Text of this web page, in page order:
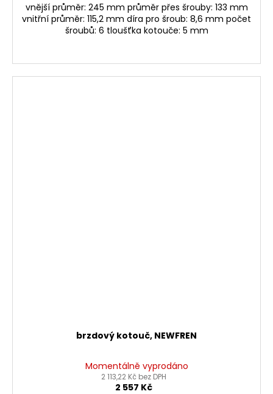
vnější průměr: 245 mm průměr přes šrouby: 133 mm
vnitřní průměr: 115,2 mm díra pro šroub: 8,6 mm počet
šroubů: 6 tloušťka kotouče: 5 mm
brzdový kotouč, NEWFREN
Momentálně vyprodáno
2 113,22 Kč bez DPH
2 557 Kč